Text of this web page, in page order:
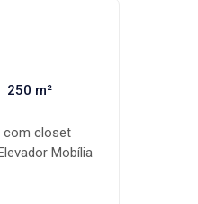
250 m²
com closet
Mobília